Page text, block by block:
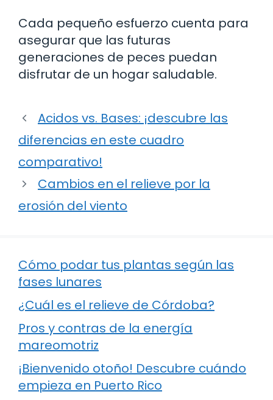
Cada pequeño esfuerzo cuenta para
asegurar que las futuras
generaciones de peces puedan
disfrutar de un hogar saludable.
Acidos vs. Bases: ¡descubre las
diferencias en este cuadro
comparativo!
Cambios en el relieve por la
erosión del viento
Cómo podar tus plantas según las
fases lunares
¿Cuál es el relieve de Córdoba?
Pros y contras de la energía
mareomotriz
¡Bienvenido otoño! Descubre cuándo
empieza en Puerto Rico